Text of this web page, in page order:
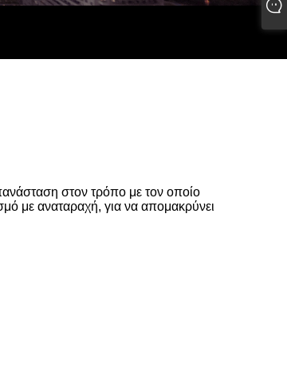
στον τρόπο με τον οποίο
με αναταραχή, για να απομακρύνει